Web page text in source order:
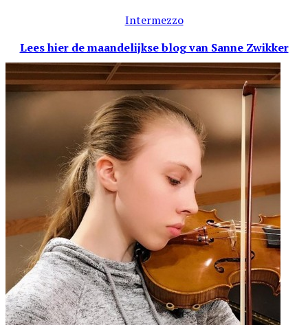
Intermezzo
Lees hier de maandelijkse blogvan Sanne Zwikker